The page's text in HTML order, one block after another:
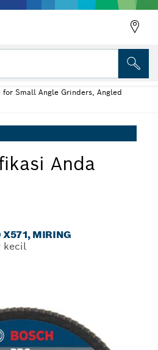
for Small Angle Grinders, Angled
Anda
X571, MIRING
kecil
X571, Miring